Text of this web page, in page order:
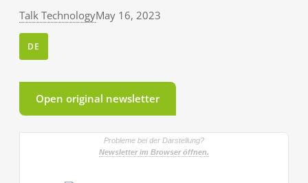
Talk TechnologyMay 16, 2023
DE
Open original newsletter